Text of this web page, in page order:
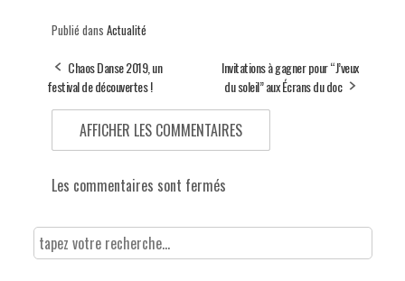
Publié dans Actualité
Chaos Danse 2019, un
festival de découvertes !
Invitations à gagner pour “J’veux
du soleil” aux Écrans du doc
AFFICHER LES COMMENTAIRES
Les commentaires sont fermés